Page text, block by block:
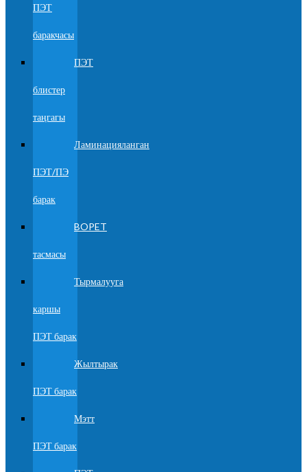
ПЭТ
баракчасы
ПЭТ
блистер
таңгагы
Ламинацияланган
ПЭТ/ПЭ
барак
BOPET
тасмасы
Тырмалууга
каршы
ПЭТ барак
Жылтырак
ПЭТ барак
Мэтт
ПЭТ барак